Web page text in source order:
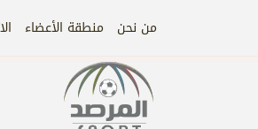
من نحن منطقة الأعضاء